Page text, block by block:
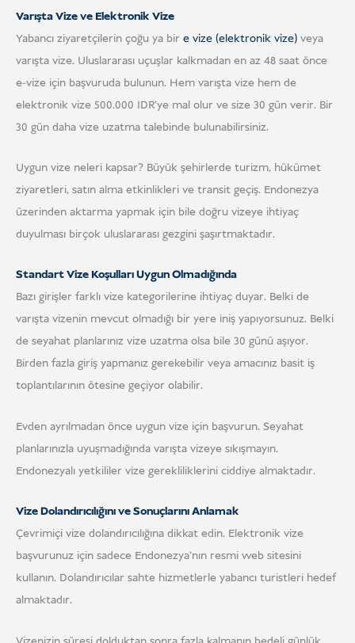
Varışta Vize ve Elektronik Vize
Yabancı ziyaretçilerin çoğu ya bir e vize (elektronik vize) veya
varışta vize. Uluslararası uçuşlar kalkmadan en az 48 saat önce
e-vize için başvuruda bulunun. Hem varışta vize hem de
elektronik vize 500.000 IDR'ye mal olur ve size 30 gün verir. Bir
30 gün daha vize uzatma talebinde bulunabilirsiniz.
Uygun vize neleri kapsar? Büyük şehirlerde turizm, hükümet
ziyaretleri, satın alma etkinlikleri ve transit geçiş. Endonezya
üzerinden aktarma yapmak için bile doğru vizeye ihtiyaç
duyulması birçok uluslararası gezgini şaşırtmaktadır.
Standart Vize Koşulları Uygun Olmadığında
Bazı girişler farklı vize kategorilerine ihtiyaç duyar. Belki de
varışta vizenin mevcut olmadığı bir yere iniş yapıyorsunuz. Belki
de seyahat planlarınız vize uzatma olsa bile 30 günü aşıyor.
Birden fazla giriş yapmanız gerekebilir veya amacınız basit iş
toplantılarının ötesine geçiyor olabilir.
Evden ayrılmadan önce uygun vize için başvurun. Seyahat
planlarınızla uyuşmadığında varışta vizeye sıkışmayın.
Endonezyalı yetkililer vize gerekliliklerini ciddiye almaktadır.
Vize Dolandırıcılığını ve Sonuçlarını Anlamak
Çevrimiçi vize dolandırıcılığına dikkat edin. Elektronik vize
başvurunuz için sadece Endonezya'nın resmi web sitesini
kullanın. Dolandırıcılar sahte hizmetlerle yabancı turistleri hedef
almaktadır.